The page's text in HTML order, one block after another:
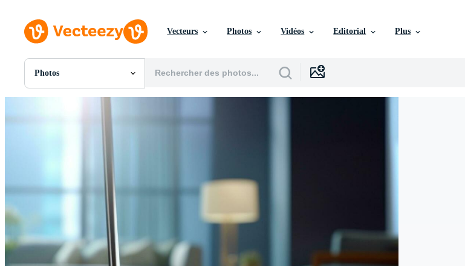
Vecteurs Photos Vidéos Editorial Plus
Photos
Toutes Images
Motion graphics
Images Éditoriales
Événements Éditoriaux